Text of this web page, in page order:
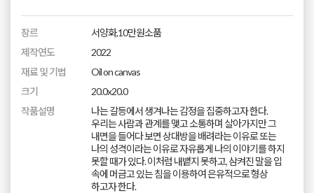
장르
서양화,10만원소품
제작연도
2022
재료 및 기법
Oil on canvas
크기
20.0x20.0
작품설명
나는 갈등에서 생겨나는 감정을 집중하고자 한다.
우리는 사람과 관계를 맺고 소통하며 살아가지만 그
내면을 들어다 보면 상대방을 배려라는 이유로 또는
나의 성격이라는 이유로 자유롭게 나의 이야기를 하지
못할 때가 있다. 이처럼 내뱉지 못하고, 삼켜진 말을 입
속에 머금고 있는 침을 이용하여 은유적으로 형상
하고자 한다.